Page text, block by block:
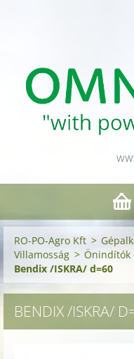
RO-PO-Agro Kft >
Villamosság > Önindítók
Bendix /ISKRA/ d=60
BENDIX /ISKRA/